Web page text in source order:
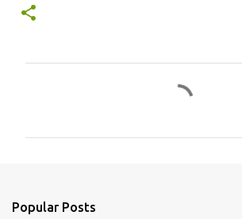
Popular Posts